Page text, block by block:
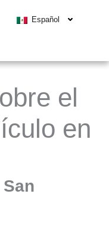
Español
el
en
San